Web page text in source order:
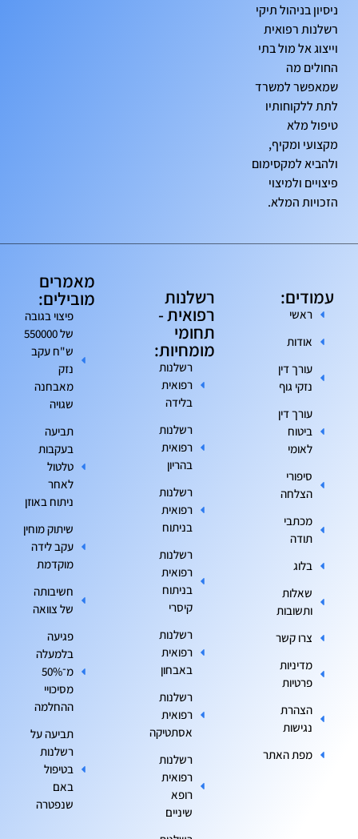
ניסיון בניהול תיקי
רשלנות רפואית
וייצוג אל מול בתי
החולים מה
שמאפשר למשרד
לתת ללקוחותיו
טיפול מלא
מקצועי ומקיף,
ולהביא למקסימום
פיצויים ולמיצוי
הזכויות המלא.
עמודים:
ראשי
אודות
עורך דין
נזקי גוף
עורך דין
ביטוח
לאומי
סיפורי
הצלחה
מכתבי
תודה
בלוג
שאלות
ותשובות
צרו קשר
מדיניות
פרטיות
הצהרת
נגישות
מפת האתר
רשלנות
רפואית -
תחומי
מומחיות:
רשלנות
רפואית
בלידה
רשלנות
רפואית
בהריון
רשלנות
רפואית
בניתוח
רשלנות
רפואית
בניתוח
קיסרי
רשלנות
רפואית
באבחון
רשלנות
רפואית
אסתטיקה
רשלנות
רפואית
רופא
שיניים
מאמרים
מובילים:
פיצוי בגובה
של 550000
ש"ח עקב
נזק
מאבחנה
שגויה
תביעה
בעקבות
טלטול
לאחר
ניתוח באוזן
שיתוק מוחין
עקב לידה
מוקדמת
חשיבותה
של צוואה
פגיעה
בלמעלה
מ־50%
מסיכויי
ההחלמה
תביעה על
רשלנות
בטיפול
באם
שנפטרה